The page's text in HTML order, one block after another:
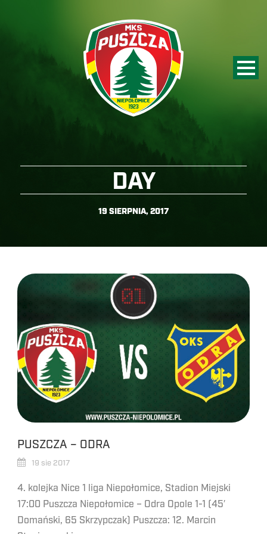
DAY
19 SIERPNIA, 2017
PUSZCZA – ODRA
19 sie 2017
4. kolejka Nice 1 liga Niepołomice, Stadion Miejski
17:00 Puszcza Niepołomice – Odra Opole 1-1 (45′
Domański, 65 Skrzypczak) Puszcza: 12. Marcin